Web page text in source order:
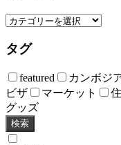
タグ
featured カンボジ
ビザ
マーケット
グッズ
検索